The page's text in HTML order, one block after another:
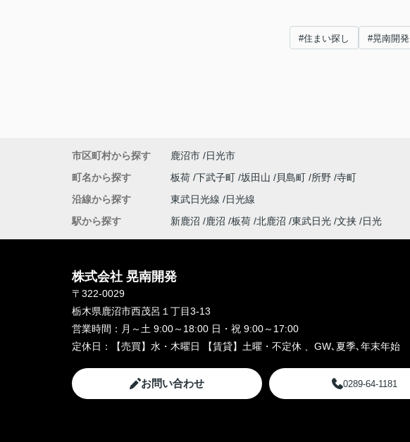
#住まい探し #晃南開発
市区町村から探す 鹿沼市
日光市
町名から探す
板荷 下武子町 坂田山 貝島町 所野 寺町
沿線から探す
東武日光線
日光線
駅から探す
新鹿沼 鹿沼 板荷 北鹿沼 東武日光 文挟 日光
株式会社 晃南開発
〒322-0029
栃木県鹿沼市西茂呂１丁目3-13
営業時間： 月～土 9:00～18:00 日・祝 9:00～17:00
定休日：
【売買】水・木曜日 【賃貸】土曜・不定休 、GW､夏季､年末年始
お問い合わせ 0289-64-1181